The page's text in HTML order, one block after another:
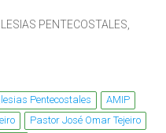
PENTECOSTALES,
Pentecostales
AMIP
Pastor José Omar Tejeiro